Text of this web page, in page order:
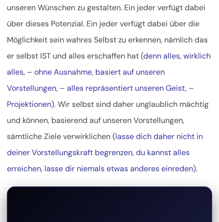
unseren Wünschen zu gestalten. Ein jeder verfügt dabei
über dieses Potenzial. Ein jeder verfügt dabei über die
Möglichkeit sein wahres Selbst zu erkennen, nämlich das
er selbst IST und alles erschaffen hat (denn alles, wirklich
alles, – ohne Ausnahme, basiert auf unseren
Vorstellungen, – alles repräsentiert unseren Geist, –
Projektionen). Wir selbst sind daher unglaublich mächtig
und können, basierend auf unseren Vorstellungen,
sämtliche Ziele verwirklichen (lasse dich daher nicht in
deiner Vorstellungskraft begrenzen, du kannst alles
erreichen, lasse dir niemals etwas anderes einreden).